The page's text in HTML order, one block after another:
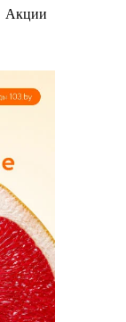
Акции